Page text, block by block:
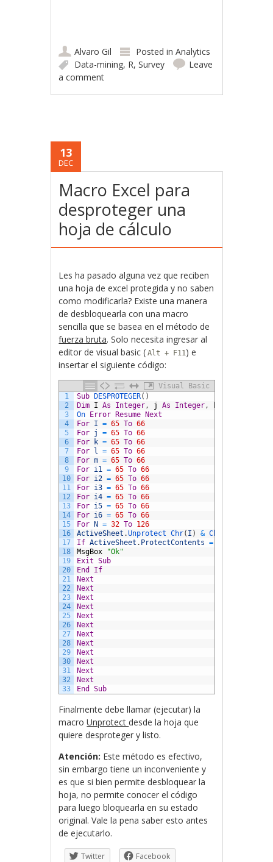
Alvaro Gil Posted inAnalytics
Data-mining, R,Survey
Leave
a comment
13
DEC
Macro Excel para
desproteger una
hoja de cálculo
Les ha pasado alguna vez que reciben
una hoja de excel protegida y no saben
como modificarla? Existe una manera
de desbloquearla con una macro
sencilla que se basea en el método de
fuerza bruta. Solo necesita ingresar al
editor de visual basic ( Alt + F11 ) e
insertar el siguiente código:
Visual Basic
1
2
3
4
5
6
7
8
9
10
11
12
13
14
15
16
17
18
19
20
21
22
23
24
25
26
27
28
29
30
31
32
33
Sub DESPROTEGER( )
Dim I As Integer , j As Integer ,
On Error Resume Next
For I = 65 To 66
For j = 65 To 66
For
k = 65 To 66
For l = 65 To 66
For m = 65 To 66
For i1 = 65 To 66
For i2 = 65 To 66
For i3 = 65 To 66
For i4 = 65 To 66
For i5 = 65 To 66
For i6 = 65 To 66
For N = 32 To 126
ActiveSheet .Unprotect Chr( I ) & Chr
If ActiveSheet . ProtectContents =
MsgBox
"Ok"
Exit Sub
End
If
Next
Next
Next
Next
Next
Next
Next
Next
Next
Next
Next
Next
End
Sub
Finalmente debe llamar (ejecutar) la
macroUnprotectdesde la hoja que
quiere desproteger y listo.
Atención: Este método es efectivo,
sin embargo tiene un inconveniente y
es que si bien permite desbloquear la
hoja, no permite conocer el código
para luego bloquearla en su estado
original. Vale la pena saber esto antes
de ejecutarlo.
Twitter Facebook